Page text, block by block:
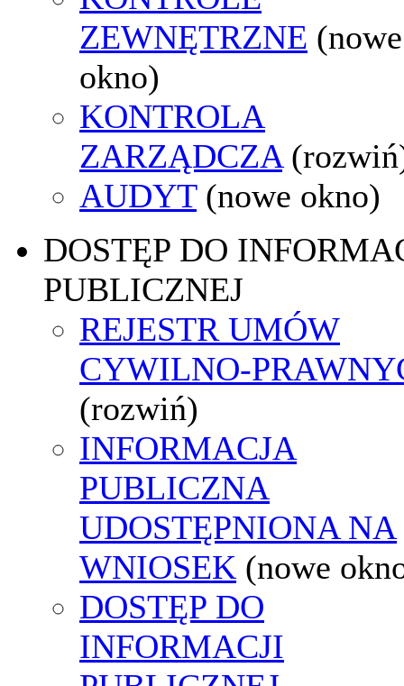
ZEWNĘTRZNE (nowe
okno)
KONTROLA
ZARZĄDCZA
AUDYT (nowe okno)
DOSTĘP DO
PUBLICZNEJ
REJESTR UMÓW
CYWILNO-
(rozwiń)
INFORMACJA
PUBLICZNA
UDOSTĘPNIONA NA
WNIOSEK (nowe
DOSTĘP DO
INFORMACJI